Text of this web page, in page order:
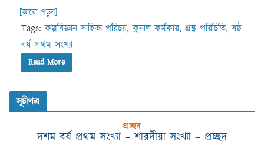
[আরো পড়ুন]
Tags:কল্পবিজ্ঞান সাহিত্য পরিচয়,কুনাল কর্মকার, গ্রন্থ পরিচিতি,ষষ্ঠ
বর্ষ প্রথম সংখ্যা
Read More
সূচীপত্র
প্রচ্ছদ
দশম বর্ষ প্রথম সংখ্যা – শারদীয়া সংখ্যা – প্রচ্ছদ